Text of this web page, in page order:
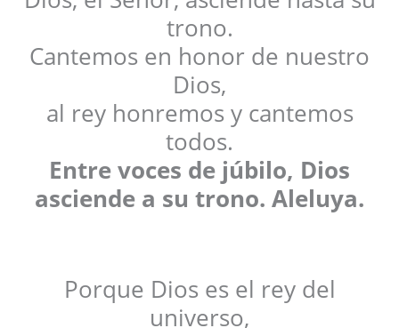
trono.
Cantemos en honor de nuestro
Dios,
al rey honremos y cantemos
todos.
Entre voces de júbilo, Dios
asciende a su trono. Aleluya.
Porque Dios es el rey del
universo,